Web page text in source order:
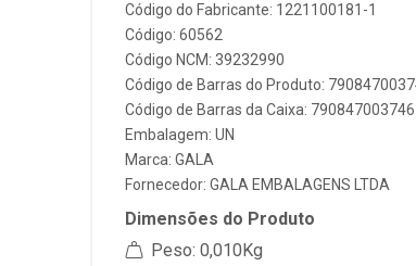
Código do Fabricante: 1221100181-1
Código: 60562
Código NCM: 39232990
Código de Barras do Produto:
Código de Barras da Caixa:
Embalagem: UN
Marca: GALA
Fornecedor: GALA EMBALAGENS LTDA
Dimensões do Produto
Peso: 0,010Kg